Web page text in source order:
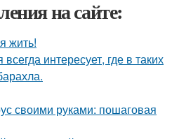
на сайте:
жить!
интересует, где в таких
своими руками: пошаговая